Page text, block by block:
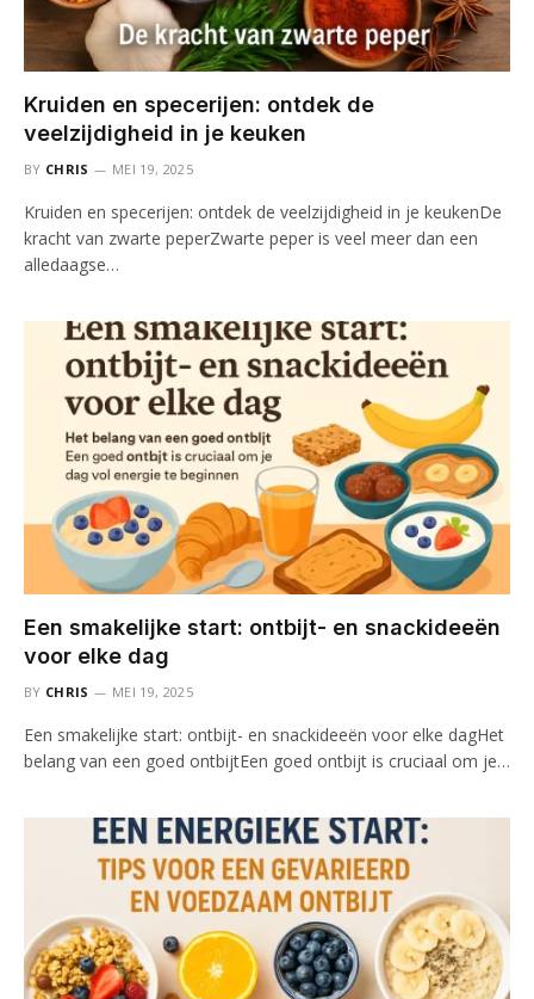
Kruiden en specerijen: ontdek de
veelzijdigheid in je keuken
BY CHRIS MEI 19, 2025
Kruiden en specerijen: ontdek de veelzijdigheid in je keukenDe
kracht van zwarte peperZwarte peper is veel meer dan een
alledaagse…
Een smakelijke start: ontbijt- en snackideeën
voor elke dag
BY CHRIS MEI 19, 2025
Een smakelijke start: ontbijt- en snackideeën voor elke dagHet
belang van een goed ontbijtEen goed ontbijt is cruciaal om je…